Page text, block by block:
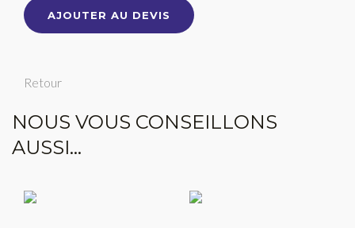
AJOUTER AU DEVIS
Retour
NOUS VOUS CONSEILLONS
AUSSI...